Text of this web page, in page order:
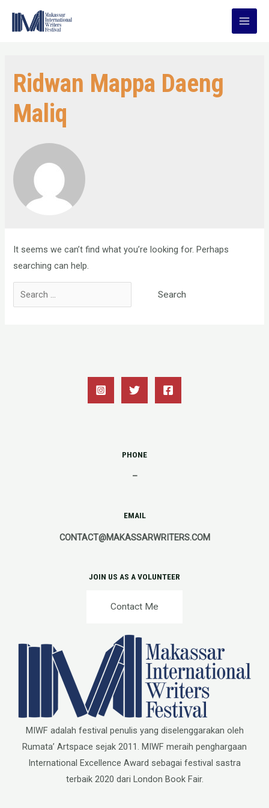
Main
Ridwan Mappa Daeng
Maliq
It seems we can’t find what you’re looking for. Perhaps
searching can help.
Search
PHONE
–
EMAIL
CONTACT@MAKASSARWRITERS.COM
JOIN US AS A VOLUNTEER
Contact Me
MIWF adalah festival penulis yang diselenggarakan oleh
Rumata’ Artspace sejak 2011. MIWF meraih penghargaan
International Excellence Award sebagai festival sastra
terbaik 2020 dari London Book Fair.